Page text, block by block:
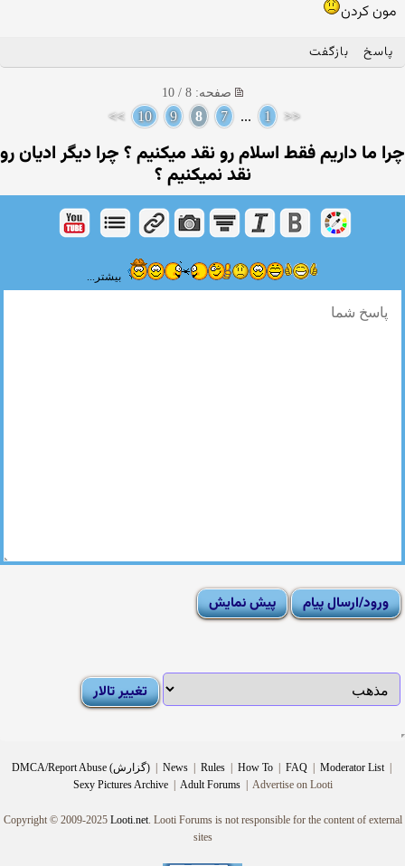
مون کردن
پاسخ بازگفت
صفحه: 8 / 10
<<
1
...
7
8
9
10
>>
چرا ما داریم فقط اسلام رو نقد میكنیم ؟ چرا دیگر ادیان رو
نقد نمیكنیم ؟
بیشتر...
DMCA/Report Abuse (گزارش) | News | Rules | How To | FAQ | Moderator List |
Sexy Pictures Archive | Adult Forums |Advertise on Looti
Copyright © 2009-2025 Looti.net. Looti Forums is not responsible for the content of external
sites